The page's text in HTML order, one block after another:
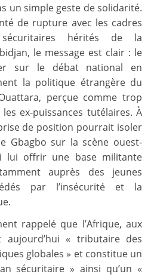
un simple geste de solidarité.
de rupture avec les cadres
hérités de la
le message est clair : le
sur le débat national en
la politique étrangère du
perçue comme trop
ex-puissances tutélaires. À
de position pourrait isoler
Gbagbo sur la scène ouest-
lui offrir une base militante
auprès des jeunes
par l’insécurité et la
rappelé que l’Afrique, aux
aujourd’hui « tributaire des
globales » et constitue un
sécuritaire » ainsi qu’un «